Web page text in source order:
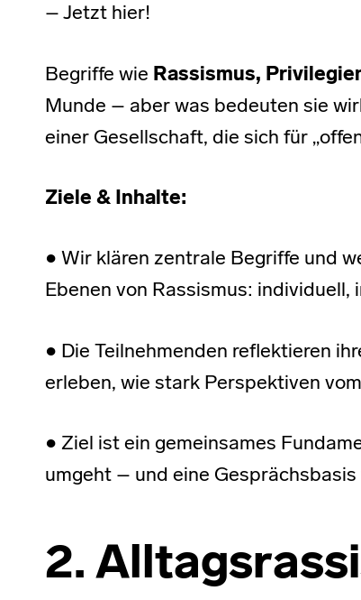
– Jetzt hier!
Begriffe wie Rassismus,
Munde – aber was bedeuten sie
einer Gesellschaft, die sich für
Ziele & Inhalte:
● Wir klären zentrale Begriffe und
Ebenen von Rassismus:
● Die Teilnehmenden reflektieren
erleben, wie stark Perspektiven
● Ziel ist ein gemeinsames
umgeht – und eine
2.